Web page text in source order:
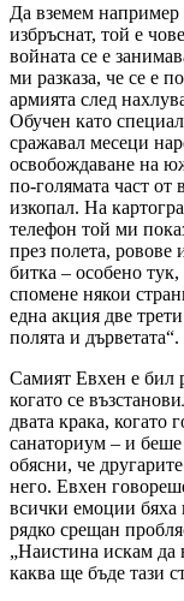
Да вземем
избръснат, той е
войната се е
ми разказа, че се е
армията след
Обучен като
сражавал месеци
освобождаване на
по-голямата част от
изкопал. На
телефон той ми
през полета, ровове
битка – особено тук,
спомене някои
една акция две
полята и дърветата“.
Самият Евхен е бил
когато се
двата крака, когато
санаториум – и
обясни, че
него. Евхен
всички емоции бяха
рядко срещан
„Наистина искам
каква ще бъде тази